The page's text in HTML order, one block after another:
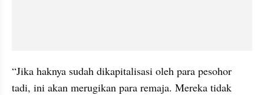
“Jika haknya sudah dikapitalisasi oleh para pesohor
tadi, ini akan merugikan para remaja. Mereka tidak